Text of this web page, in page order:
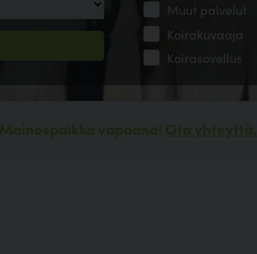
Muut palvelut
Koirakuvaaja
Koirasovellus
Mainospaikka vapaana! Ota yhteyttä.